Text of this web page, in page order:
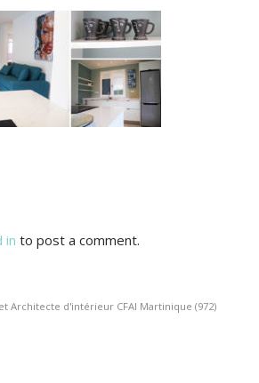
in to post a comment.
Architecte d'intérieur CFAI Martinique (972)